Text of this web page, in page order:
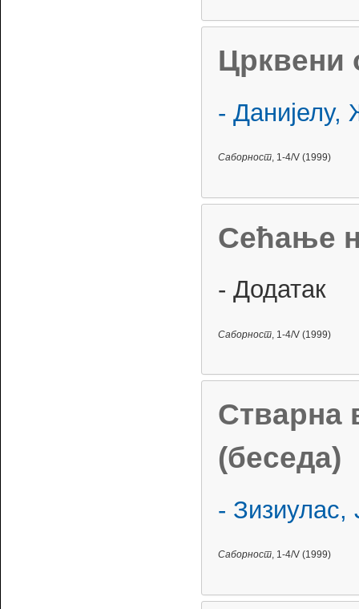
Црквени
- Данијелу,
Саборност , 1-4/V (1999)
Сећање
- Додатак
Саборност , 1-4/V (1999)
Стварна
(беседа)
- Зизиулас,
Саборност , 1-4/V (1999)